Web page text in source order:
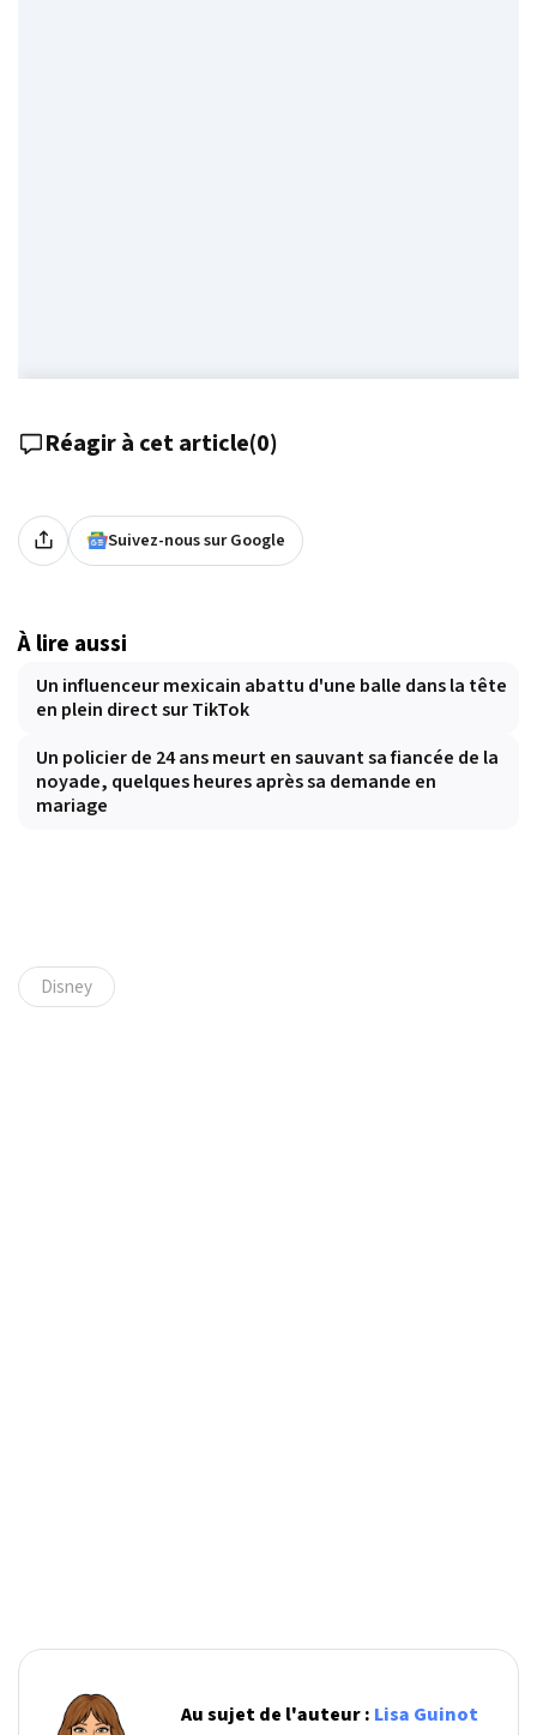
Réagir à cet article(0)
Suivez-nous sur Google
À lire aussi
Un influenceur mexicain abattu d'une balle dans la tête
en plein direct sur TikTok
Un policier de 24 ans meurt en sauvant sa fiancée de la
noyade, quelques heures après sa demande en
mariage
Disney
Au sujet de l'auteur : Lisa Guinot